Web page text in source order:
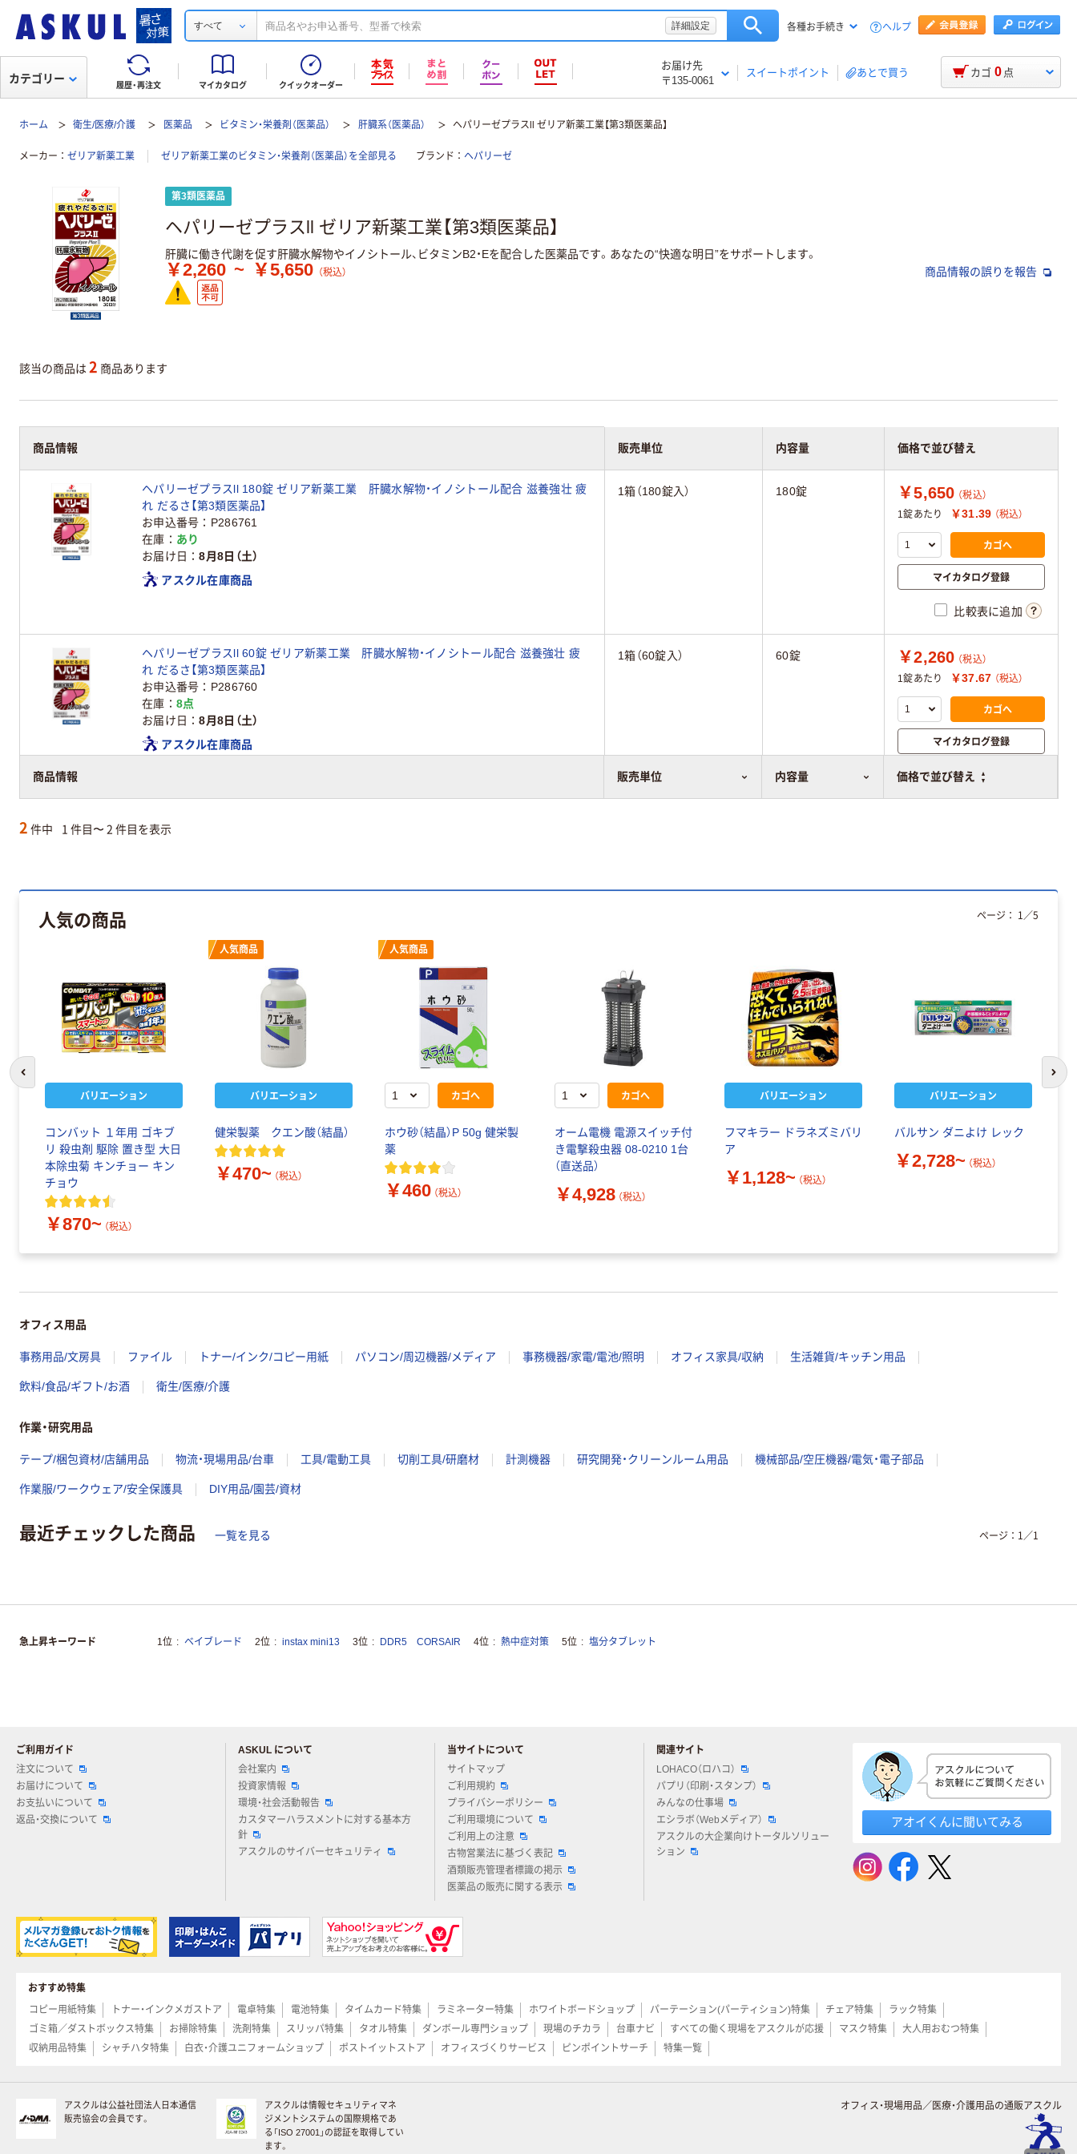
すべて 詳細設定 各種お手続き ヘルプ
履歴・再注文 マイカタログ クイックオーダー
お届け先
〒135-0061
スイートポイント あとで買う
カテゴリー カゴ 0 点
ホーム 衛生/医療/介護 医薬品 ビタミン・栄養剤（医薬品） 肝臓系（医薬品） ヘパリーゼプラスll ゼリア新薬工業【第3類医薬品】
メーカー ゼリア新薬工業 ゼリア新薬工業のビタミン・栄養剤（医薬品）を全部見る ブランド ヘパリーゼ
第3類医薬品
ヘパリーゼプラスll ゼリア新薬工業【第3類医薬品】
肝臓に働き代謝を促す肝臓水解物やイノシトール、ビタミンB2・Eを配合した医薬品です。あなたの“快適な明日”をサポートします。
￥2,260 ~ ￥5,650 （税込） 商品情報の誤りを報告
該当の商品は 2 商品あります
商品情報 販売単位 内容量 価格で並び替え
商品情報 販売単位 内容量 価格で並び替え
ヘパリーゼプラスll 180錠 ゼリア新薬工業 肝臓水解物・イノシトール配合 滋養強壮 疲
れ だるさ【第3類医薬品】
お申込番号
P286761
在庫
あり
お届け日
8月8日（土）
アスクル在庫商品
1箱（180錠入） 180錠 ￥5,650 （税込）
1錠あたり
￥31.39 （税込）
カゴへ
マイカタログ登録
比較表に追加
ヘパリーゼプラスll 60錠 ゼリア新薬工業 肝臓水解物・イノシトール配合 滋養強壮 疲
れ だるさ【第3類医薬品】
お申込番号
P286760
在庫
8点
お届け日
8月8日（土）
アスクル在庫商品
1箱（60錠入） 60錠 ￥2,260 （税込）
1錠あたり
￥37.67 （税込）
カゴへ
マイカタログ登録
比較表に追加
2 件中 1 件目〜 2 件目を表示
人気の商品
バリエーション
コンバット １年用 ゴキブ
リ 殺虫剤 駆除 置き型 大日
本除虫菊 キンチョー キン
チョウ
￥870~ （税込）
人気商品
バリエーション
健栄製薬 クエン酸（結晶）
￥470~ （税込）
人気商品
カゴへ
ホウ砂（結晶）P 50g 健栄製
薬
￥460 （税込）
カゴへ
オーム電機 電源スイッチ付
き電撃殺虫器 08-0210 1台
（直送品）
￥4,928 （税込）
バリエーション
フマキラー ドラネズミバリ
ア
￥1,128~ （税込）
バリエーション
バルサン ダニよけ レック
￥2,728~ （税込）
ページ： 1 ／5
前のスライドへ 次
オフィス用品
事務用品/文房具 ファイル トナー/インク/コピー用紙 パソコン/周辺機器/メディア 事務機器/家電/電池/照明 オフィス家具/収納 生活雑貨/キッチン用品
飲料/食品/ギフト/お酒 衛生/医療/介護
作業・研究用品
テープ/梱包資材/店舗用品 物流・現場用品/台車 工具/電動工具 切削工具/研磨材 計測機器 研究開発・クリーンルーム用品 機械部品/空圧機器/電気・電子部品
作業服/ワークウェア/安全保護具 DIY用品/園芸/資材
最近チェックした商品 一覧を見る ページ： 1／1
急上昇キーワード 1位 ベイブレード 2位 instax mini13 3位 DDR5 CORSAIR 4位 熱中症対策 5位 塩分タブレット
ご利用ガイド
注文について
お届けについて
お支払いについて
返品・交換について
ASKUL について
会社案内
投資家情報
環境・社会活動報告
カスタマーハラスメントに対する基本方
針
アスクルのサイバーセキュリティ
当サイトについて
サイトマップ
ご利用規約
プライバシーポリシー
ご利用環境について
ご利用上の注意
古物営業法に基づく表記
酒類販売管理者標識の掲示
医薬品の販売に関する表示
関連サイト
LOHACO（ロハコ）
パプリ（印刷・スタンプ）
みんなの仕事場
エシラボ（Webメディア）
アスクルの大企業向けトータルソリュー
ション
アオイくんに聞いてみる
おすすめ特集
コピー用紙特集
トナー・インクメガストア 電卓特集 電池特集 タイムカード特集 ラミネーター特集 ホワイトボードショップ パーテーション(パーティション)特集 チェア特集
ラック特集
ゴミ箱／ダストボックス特集
お掃除特集 洗剤特集 スリッパ特集 タオル特集 ダンボール専門ショップ 現場のチカラ 台車ナビ すべての働く現場をアスクルが応援 マスク特集
大人用おむつ特集
収納用品特集
シャチハタ特集 白衣・介護ユニフォームショップ ポストイットストア オフィスづくりサービス ピンポイントサーチ 特集一覧
アスクルは公益社団法人日本通信
販売協会の会員です。
アスクルは情報セキュリティマネ
ジメントシステムの国際規格であ
る「ISO 27001」の認証を取得してい
ます。
オフィス・現場用品／医療・介護用品の通販アスクル